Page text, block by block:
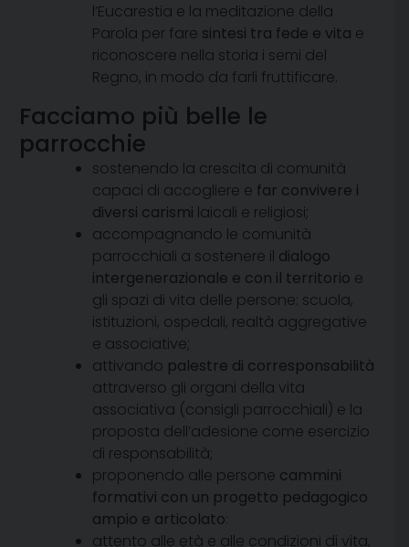
l’Eucarestia e la meditazione della
Parola per fare sintesi tra fede e vita e
riconoscere nella storia i semi del
Regno, in modo da farli fruttificare.
Facciamo più belle le
parrocchie
sostenendo la crescita di comunità
capaci di accogliere e far convivere i
diversi carismi laicali e religiosi;
accompagnando le comunità
parrocchiali a sostenere il dialogo
intergenerazionale e con il territorio e
gli spazi di vita delle persone: scuola,
istituzioni, ospedali, realtà aggregative
e associative;
attivando palestre di corresponsabilità
attraverso gli organi della vita
associativa (consigli parrocchiali) e la
proposta dell’adesione come esercizio
di responsabilità;
proponendo alle persone cammini
formativi con un progetto pedagogico
ampio e articolato:
attento alle età e alle condizioni di vita,